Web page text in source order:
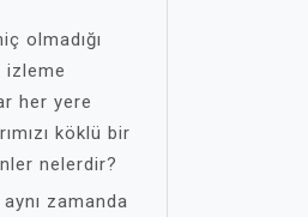
olmadığı
izleme
her yere
köklü bir
nelerdir?
zamanda